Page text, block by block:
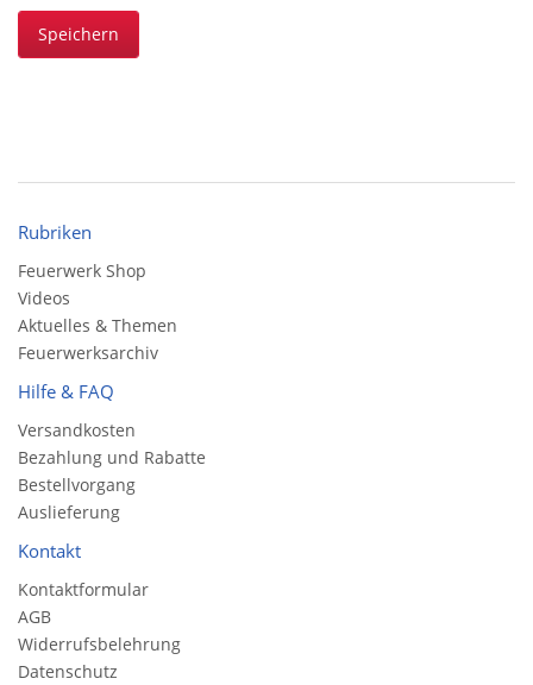
Speichern
Rubriken
Feuerwerk Shop
Videos
Aktuelles & Themen
Feuerwerksarchiv
Hilfe & FAQ
Versandkosten
Bezahlung und Rabatte
Bestellvorgang
Auslieferung
Kontakt
Kontaktformular
AGB
Widerrufsbelehrung
Datenschutz